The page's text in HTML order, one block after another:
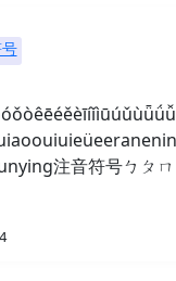
注音符号ㄅㄆㄇ